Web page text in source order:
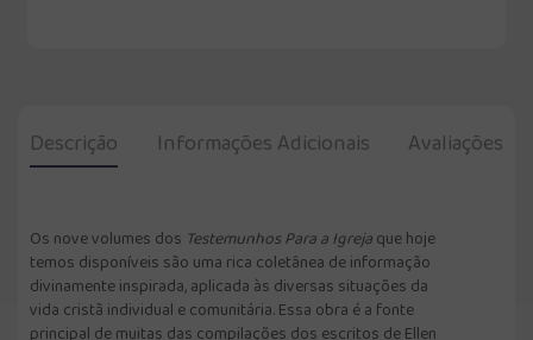
Descrição Informações Adicionais Avaliações
Os nove volumes dos Testemunhos Para a Igrejaque hoje
temos disponíveis são uma rica coletânea de informação
divinamente inspirada, aplicada às diversas situações da
vida cristã individual e comunitária. Essa obra é a fonte
principal de muitas das compilações dos escritos de Ellen